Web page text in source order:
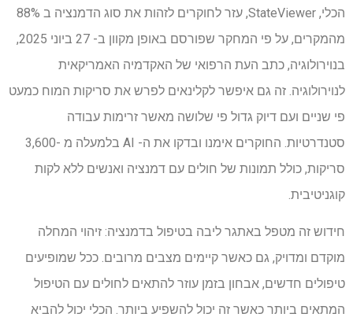
הכלי, StateViewer, עזר לחוקרים לזהות את סוג הדמנציה ב 88%
מהמקרים, על פי המחקר שפורסם באופן מקוון ב- 27 ביוני 2025,
בנוירולוגיה, כתב העת הרפואי של האקדמיה האמריקאית
לנוירולוגיה. זה גם איפשר לקלינאים לפרש את סריקות המוח כמעט
פי שניים ועם דיוק גדול פי שלושה מאשר זרימות עבודה
סטנדרטיות. החוקרים אימנו ובדקו את ה- AI בלמעלה מ -3,600
סריקות, כולל תמונות של חולים עם דמנציה ואנשים ללא לקות
קוגניטיבית.
חידוש זה מטפל באתגר ליבה בטיפול בדמנציה: זיהוי המחלה
מוקדם ומדויק, גם כאשר קיימים מצבים מרובים. ככל שמופיעים
טיפולים חדשים, אבחון בזמן עוזר להתאים לחולים עם הטיפול
המתאים ביותר כאשר זה יכול להשפיע ביותר. הכלי יכול להביא